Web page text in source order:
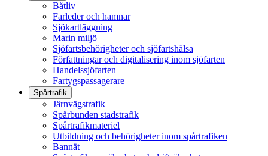
Båtliv
Farleder och hamnar
Sjökartläggning
Marin miljö
Sjöfartsbehörigheter och sjöfartshälsa
Författningar och digitalisering inom sjöfarten
Handelssjöfarten
Fartygspassagerare
Spårtrafik
Järnvägstrafik
Spårbunden stadstrafik
Spårtrafikmateriel
Utbildning och behörigheter inom spårtrafiken
Bannät